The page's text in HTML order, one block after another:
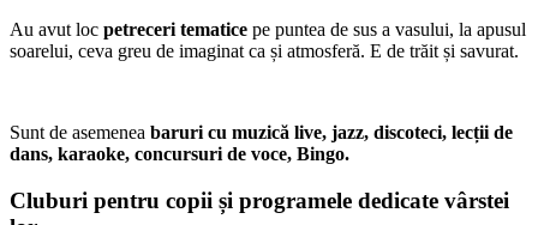
Au avut loc petreceri tematice pe puntea de sus a vasului, la apusul
soarelui, ceva greu de imaginat ca și atmosferă. E de trăit și savurat.
Sunt de asemenea baruri cu muzică live, jazz, discoteci, lecții de
dans, karaoke, concursuri de voce, Bingo.
Cluburi pentru copii și programele dedicate vârstei